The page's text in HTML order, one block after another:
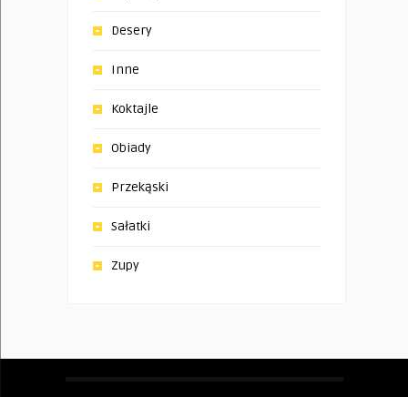
Desery
Inne
Koktajle
Obiady
Przekąski
Sałatki
Zupy